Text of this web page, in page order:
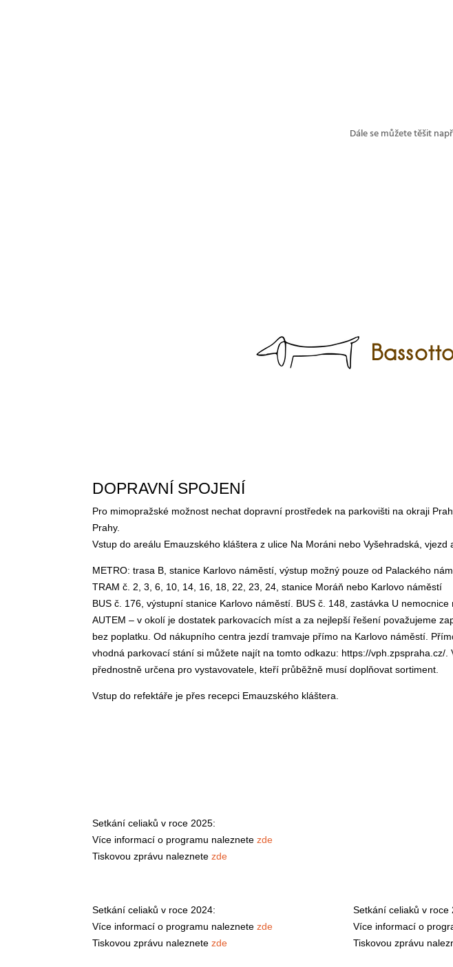
Dále se můžete těšit
DOPRAVNÍ SPOJENÍ
Pro mimopražské možnost nechat dopravní prostředek na parkovišti na okraji
Prahy.
Vstup do areálu Emauzského kláštera z ulice Na Moráni nebo Vyšehradská,
METRO: trasa B, stanice Karlovo náměstí, výstup možný pouze od Palackého
TRAM č. 2, 3, 6, 10, 14, 16, 18, 22, 23, 24, stanice Moráň nebo Karlovo náměstí
BUS č. 176, výstupní stanice Karlovo náměstí. BUS č. 148, zastávka U
AUTEM – v okolí je dostatek parkovacích míst a za nejlepší řešení považujeme
bez poplatku. Od nákupního centra jezdí tramvaje přímo na Karlovo náměstí.
vhodná parkovací stání si můžete najít na tomto odkazu: https://vph.zpspraha.cz/.
přednostně určena pro vystavovatele, kteří průběžně musí doplňovat sortiment.
Vstup do refektáře je přes recepci Emauzského kláštera.
Setkání celiaků v roce 2025:
Více informací o programu naleznetezde
Tiskovou zprávu naleznetezde
Setkání celiaků v roce 2024:
Více informací o programu naleznetezde
Tiskovou zprávu naleznetezde
Setkání celiaků v roce
Více informací o
Tiskovou zprávu